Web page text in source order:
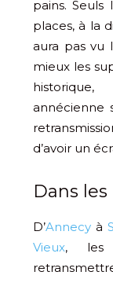
pains.
places, à la
aura pas vu
mieux les
annécienne
d’avoir un
Dans
D’Annecy à
Vieux, les